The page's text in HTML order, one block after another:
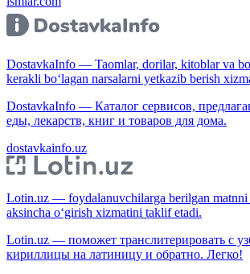
DostavkaInfo — Taomlar, dorilar, kitoblar va
kerakli bo‘lagan narsalarni yetkazib berish
DostavkaInfo — Каталог сервисов,
еды, лекарств, книг и товаров для дома.
dostavkainfo.uz
Lotin.uz — foydalanuvchilarga berilgan
aksincha o‘girish xizmatini taklif etadi.
Lotin.uz — поможет транслитерировать с
кириллицы на латиницу и обратно. Легко!